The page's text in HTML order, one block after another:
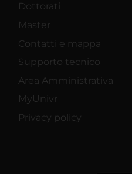
Dottorati
Master
Contatti e mappa
Supporto tecnico
Area Amministrativa
MyUnivr
Privacy policy